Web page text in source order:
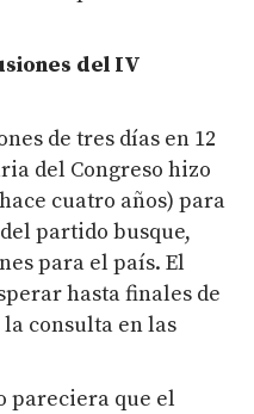
del IV
de tres días en 12
del Congreso hizo
cuatro años) para
partido busque,
para el país. El
hasta finales de
consulta en las
pareciera que el